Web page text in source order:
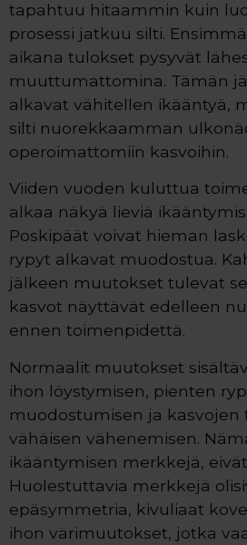
tapahtuu hitaammin kuin
prosessi jatkuu silti.
aikana tulokset pysyvät
muuttumattomina. Tämän
alkavat vähitellen ikääntyä,
silti nuorekkaamman
operoimattomiin kasvoihin.
Viiden vuoden kuluttua
alkaa näkyä lieviä
Poskipäät voivat hieman
rypyt alkavat muodostua.
jälkeen muutokset tulevat
kasvot näyttävät edelleen
ennen toimenpidettä.
Normaalit muutokset
ihon löystymisen, pienten
muodostumisen ja kasvojen
vähäisen vähenemisen.
ikääntymisen merkkejä,
Huolestuttavia merkkejä
epäsymmetria, kivuliaat
ihon värimuutokset, jotka